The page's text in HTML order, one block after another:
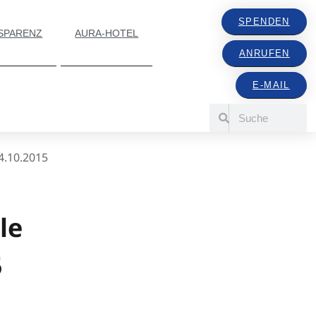
AURA-HOTEL
SPENDEN
ANRUFEN
E-MAIL